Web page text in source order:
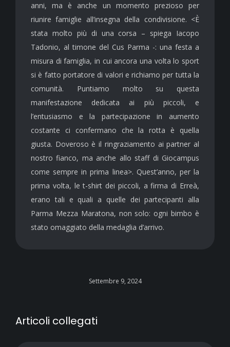
anni, ma è anche un momento prezioso per
riunire famiglie all’insegna della condivisione. <È
stata molto più di una corsa – spiega Iacopo
Tadonio, al timone del Cus Parma -: una festa a
misura di famiglia, in cui ancora una volta lo sport
si è fatto portatore di valori e richiamo per tutta la
comunità. Puntiamo molto su questa
manifestazione dedicata ai più piccoli, e
l’entusiasmo e la partecipazione in aumento
costante ci confermano che la rotta è quella
giusta. Doveroso è il ringraziamento ai partner al
nostro fianco, ma anche allo staff di Giocampus
come sempre in prima linea>. Quest’anno, per la
prima volta, le t-shirt dei piccoli, a firma di Erreà,
erano tali e quali a quelle dei partecipanti alla
Parma Mezza Maratona, non solo: ogni bimbo è
stato omaggiato della medaglia d’arrivo.
Settembre 9, 2024
Articoli collegati